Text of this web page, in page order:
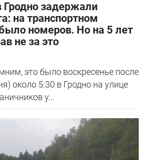
Гродно задержали
на транспортном
номеров. Но на 5 лет
не за это
это было воскресенье после
около 5:30 в Гродно на улице
у...